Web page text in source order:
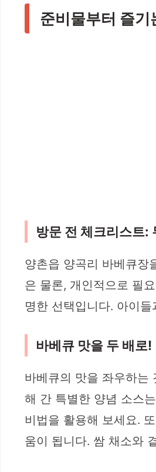
준비물부터 즐기
방문 전 체크리스트:
양촌읍 양곡리 바베큐장
은 물론, 개인적으로 필
명한 선택입니다. 아이
바베큐 맛을 두 배로!
바베큐의 맛을 좌우하는
해 간 특별한 양념 소스
비법을 활용해 보세요.
움이 됩니다. 쌈 채소와